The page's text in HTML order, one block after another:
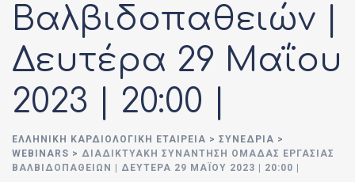
Βαλβιδοπαθειών |
Δευτέρα 29 Μαΐου
2023 | 20:00 |
ΕΛΛΗΝΙΚΉ ΚΑΡΔΙΟΛΟΓΙΚΉ ΕΤΑΙΡΕΊΑ > ΣΥΝΈΔΡΙΑ >
WEBINARS > ΔΙΑΔΙΚΤΥΑΚΉ ΣΥΝΆΝΤΗΣΗ ΟΜΆΔΑΣ ΕΡΓΑΣΊΑΣ
ΒΑΛΒΙΔΟΠΑΘΕΙΏΝ | ΔΕΥΤΈΡΑ 29 ΜΑΪ́ΟΥ 2023 | 20:00 |